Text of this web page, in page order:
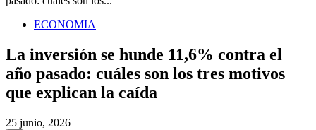
ECONOMIA
La inversión se hunde 11,6% contra el
año pasado: cuáles son los tres motivos
que explican la caída
25 junio, 2026